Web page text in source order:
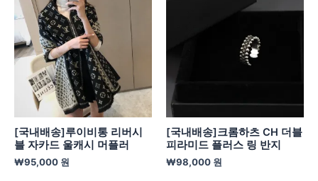
[국내배송]루이비통 리버시
블 자카드 울캐시 머플러
₩95,000 원
[국내배송]크롬하츠 CH 더블
피라미드 플러스 링 반지
₩98,000 원